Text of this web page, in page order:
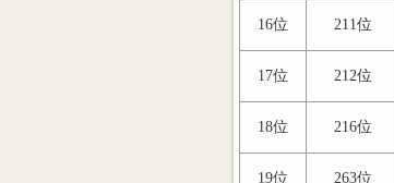
16位 211位
17位 212位
18位 216位
19位 263位